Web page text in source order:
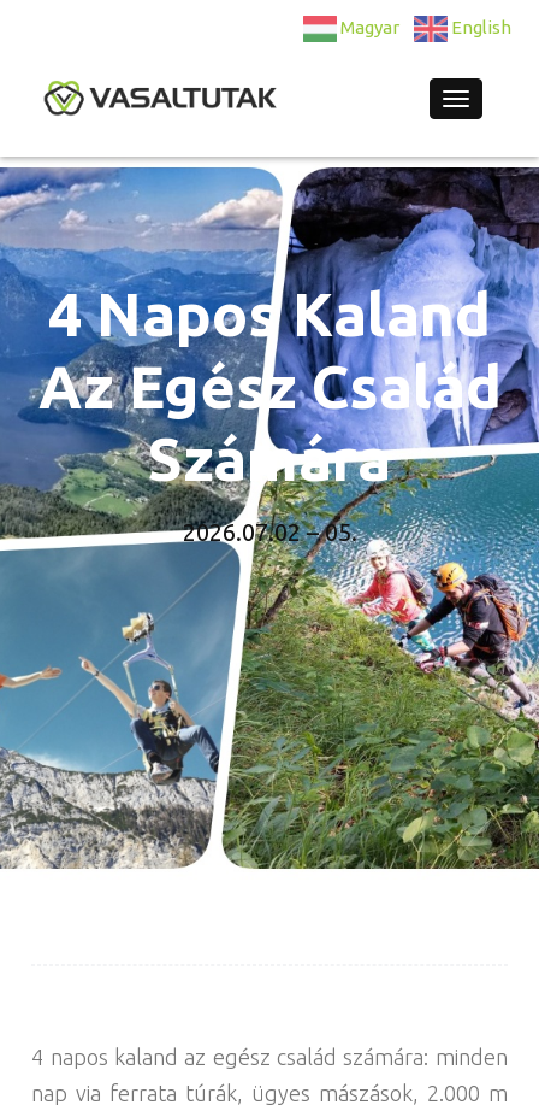
Magyar English
4 Napos Kaland
Az Egész Család
Számára
2026.07.02 – 05.
4 napos kaland az egész család számára: minden
nap via ferrata túrák, ügyes mászások, 2.000 m